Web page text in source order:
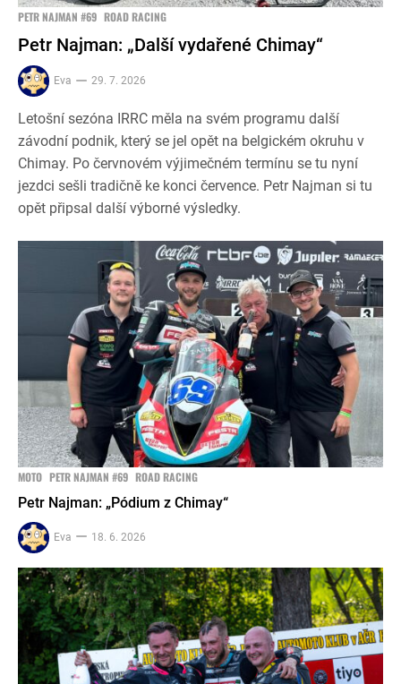
PETR NAJMAN #69 ROAD RACING
Petr Najman: „Další vydařené Chimay“
Eva 29. 7. 2026
Letošní sezóna IRRC měla na svém programu další
závodní podnik, který se jel opět na belgickém okruhu v
Chimay. Po červnovém výjimečném termínu se tu nyní
jezdci sešli tradičně ke konci července. Petr Najman si tu
opět připsal další výborné výsledky.
MOTO PETR NAJMAN #69 ROAD RACING
Petr Najman: „Pódium z Chimay“
Eva 18. 6. 2026